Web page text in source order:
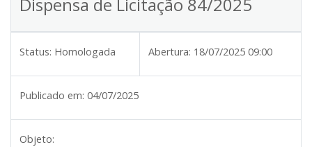
Status: Homologada Abertura: 18/07/2025 09:00
Publicado em: 04/07/2025
Objeto: